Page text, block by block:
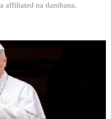
affiliated na dambana.